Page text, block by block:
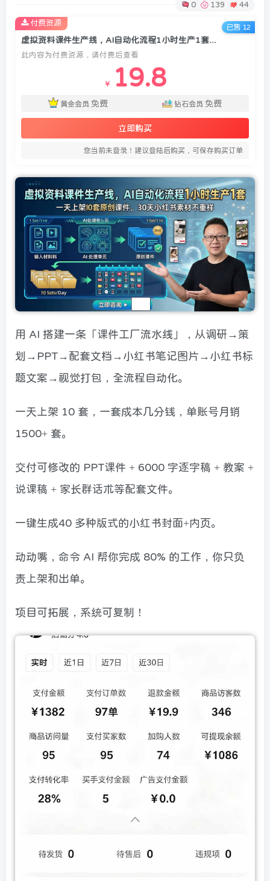
0 139 44
此内容为付费资源，请付费后查看
￥ 19.8
黄金会员 免费 钻石会员 免费
立即购买
您当前未登录！建议登陆后购买，可保存购买订单
付费资源
已售 12
用 AI 搭建一条「课件工厂流水线」，从调研→策
划→PPT→配套文档→小红书笔记图片→小红书标
题文案→视觉打包，全流程自动化。
一天上架 10 套，一套成本几分钱，单账号月销
1500+ 套。
交付可修改的 PPT课件 + 6000 字逐字稿 + 教案 +
说课稿 + 家长群话术等配套文件。
一键生成40 多种版式的小红书封面+内页。
动动嘴，命令 AI 帮你完成 80% 的工作，你只负
责上架和出单。
项目可拓展，系统可复制！